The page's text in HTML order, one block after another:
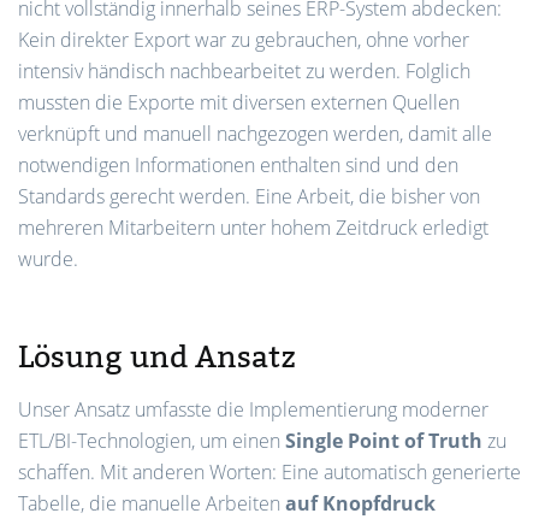
nicht vollständig innerhalb seines ERP-System abdecken:
Kein direkter Export war zu gebrauchen, ohne vorher
intensiv händisch nachbearbeitet zu werden. Folglich
mussten die Exporte mit diversen externen Quellen
verknüpft und manuell nachgezogen werden, damit alle
notwendigen Informationen enthalten sind und den
Standards gerecht werden. Eine Arbeit, die bisher von
mehreren Mitarbeitern unter hohem Zeitdruck erledigt
wurde.
Lösung und Ansatz
Unser Ansatz umfasste die Implementierung moderner
ETL/BI-Technologien, um einen Single Point of Truth zu
schaffen. Mit anderen Worten: Eine automatisch generierte
Tabelle, die manuelle Arbeiten auf Knopfdruck